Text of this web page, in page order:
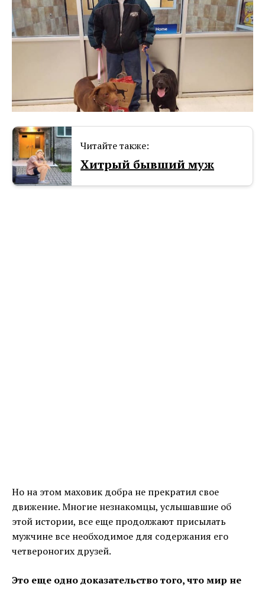
Читайте также:
Хитрый бывший муж
Но на этом маховик добра не прекратил свое
движение. Многие незнакомцы, услышавшие об
этой истории, все еще продолжают присылать
мужчине все необходимое для содержания его
четвероногих друзей.
Это еще одно доказательство того, что мир не